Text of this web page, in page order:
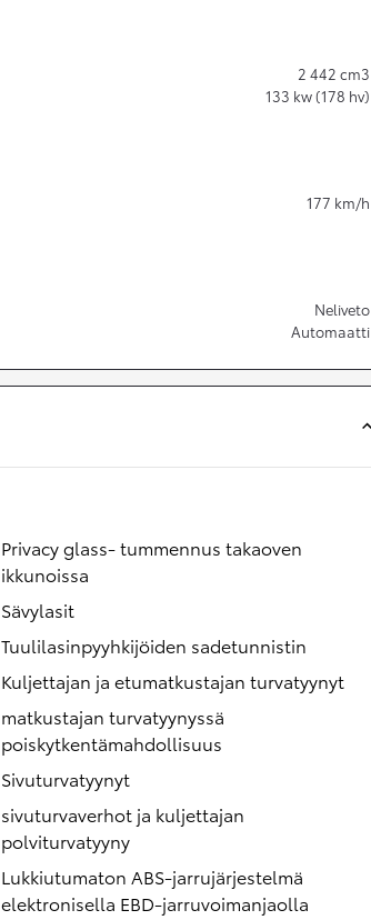
2 442 cm3
133 kw (178 hv)
177 km/h
Neliveto
Automaatti
Privacy glass- tummennus takaoven
ikkunoissa
Sävylasit
Tuulilasinpyyhkijöiden sadetunnistin
Kuljettajan ja etumatkustajan turvatyynyt
matkustajan turvatyynyssä
poiskytkentämahdollisuus
Sivuturvatyynyt
sivuturvaverhot ja kuljettajan
polviturvatyyny
Lukkiutumaton ABS-jarrujärjestelmä
elektronisella EBD-jarruvoimanjaolla